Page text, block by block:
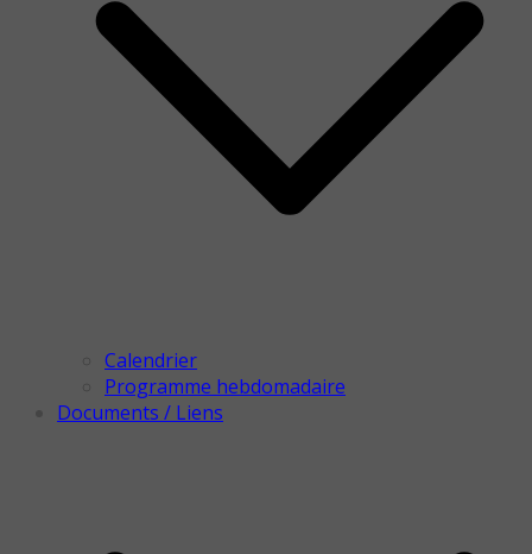
Calendrier
Programme hebdomadaire
Documents / Liens